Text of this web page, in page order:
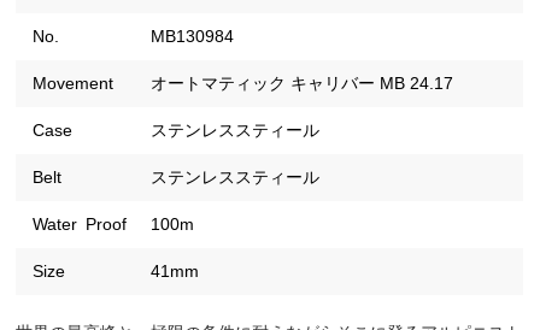
No. MB130984
Movement オートマティック キャリバー MB 24.17
Case ステンレススティール
Belt ステンレススティール
Water Proof 100m
Size 41mm